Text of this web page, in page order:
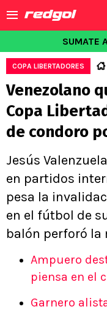
SUMATE
COPA LIBERTADORES
Venezolano
Copa
de condoro
Jesús
en partidos
pesa la
en el fútbol de
balón perforó la
Ampuero
piensa en el
Garnero